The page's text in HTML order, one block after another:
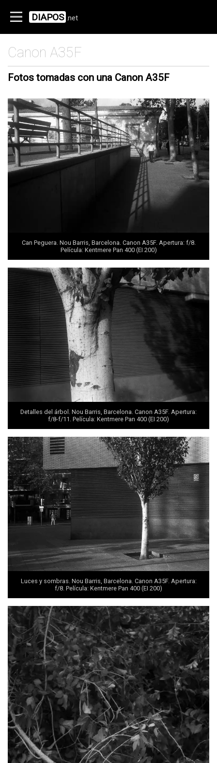
DIAPOS .net
Canon A35F
Fotos tomadas con una Canon A35F
Can Peguera. Nou Barris, Barcelona. Canon A35F. Apertura: f/8.
Película: Kentmere Pan 400 (EI 200)
Detalles del árbol. Nou Barris, Barcelona. Canon A35F. Apertura:
f/8-f/11. Película: Kentmere Pan 400 (EI 200)
Luces y sombras. Nou Barris, Barcelona. Canon A35F. Apertura:
f/8. Película: Kentmere Pan 400 (EI 200)